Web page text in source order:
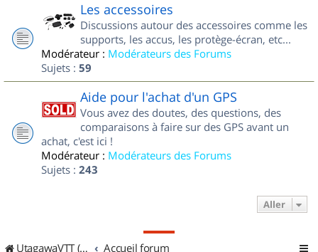
Les accessoires
Discussions autour des accessoires comme les
supports, les accus, les protège-écran, etc...
Modérateur : Modérateurs des Forums
Sujets : 59
Aide pour l'achat d'un GPS
Vous avez des doutes, des questions, des
comparaisons à faire sur des GPS avant un
achat, c'est ici !
Modérateur : Modérateurs des Forums
Sujets : 243
Aller
UtagawaVTT (Randos VTT et VTTAE avec traces GPS) Accueil forum